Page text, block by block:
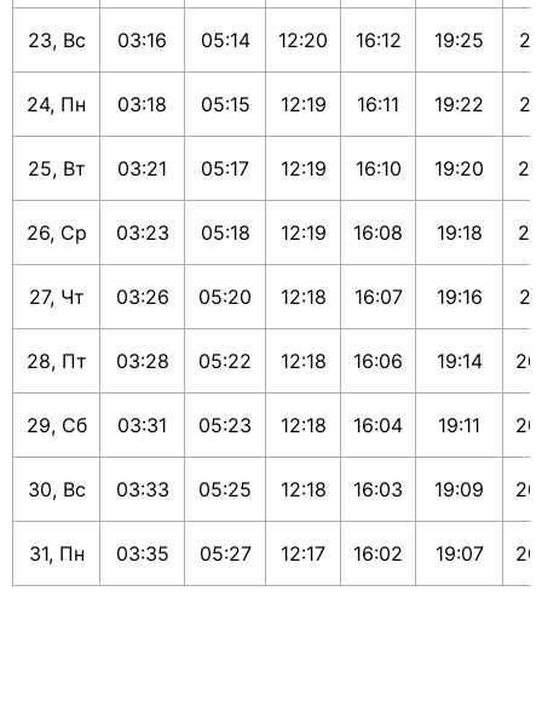
23, Вс 03:16 05:14 12:20 16:12 19:25
24, Пн 03:18 05:15 12:19 16:11 19:22
25, Вт 03:21 05:17 12:19 16:10 19:20
26, Ср 03:23 05:18 12:19 16:08 19:18
27, Чт 03:26 05:20 12:18 16:07 19:16
28, Пт 03:28 05:22 12:18 16:06 19:14
29, Сб 03:31 05:23 12:18 16:04 19:11
30, Вс 03:33 05:25 12:18 16:03 19:09
31, Пн 03:35 05:27 12:17 16:02 19:07